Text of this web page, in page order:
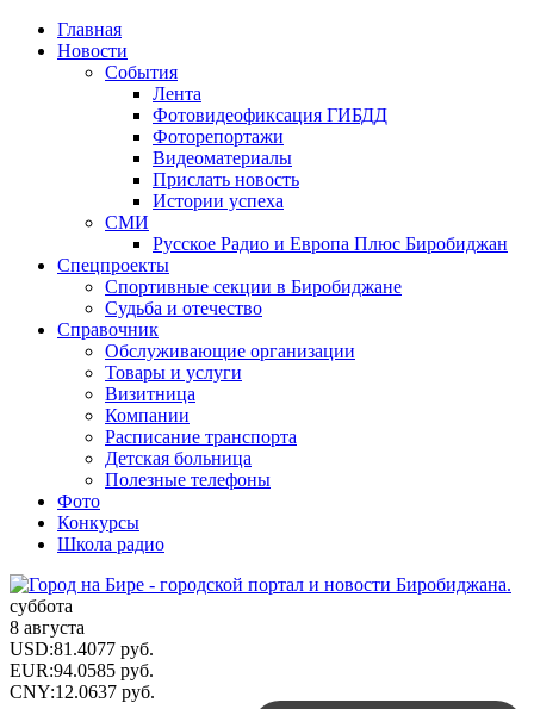
Главная
Новости
События
Лента
Фотовидеофиксация ГИБДД
Фоторепортажи
Видеоматериалы
Прислать новость
Истории успеха
СМИ
Русское Радио и Европа Плюс Биробиджан
Спецпроекты
Спортивные секции в Биробиджане
Судьба и отечество
Справочник
Обслуживающие организации
Товары и услуги
Визитница
Компании
Расписание транспорта
Детская больница
Полезные телефоны
Фото
Конкурсы
Школа радио
суббота
8 августа
USD:81.4077 руб.
EUR:94.0585 руб.
CNY:12.0637 руб.